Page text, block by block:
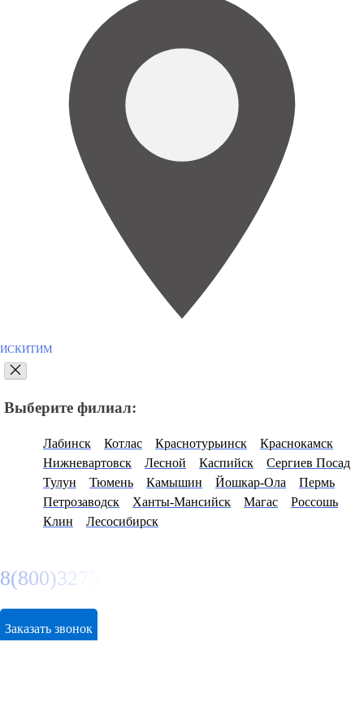
ИСКИТИМ
Выберите филиал:
Лабинск Котлас Краснотурьинск
Краснокамск
Нижневартовск
Лесной Каспийск
Сергиев Посад
Тулун
Тюмень Камышин Йошкар-Ола
Пермь
Петрозаводск
Ханты-Мансийск Магас
Россошь
Клин
Лесосибирск
8(800)3275280
Заказать звонок